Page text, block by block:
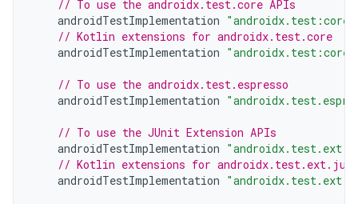
// To use the androidx.test.core APIs
androidTestImplementation
// Kotlin extensions for androidx.test.core
androidTestImplementation
// To use the androidx.test.espresso
androidTestImplementation
// To use the JUnit Extension APIs
androidTestImplementation
// Kotlin extensions for
androidTestImplementation